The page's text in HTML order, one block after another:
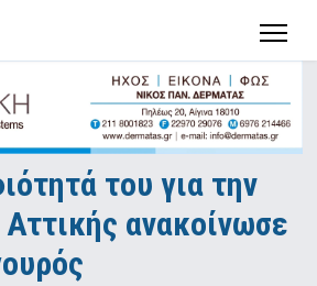
του για την
ανακοίνωσε